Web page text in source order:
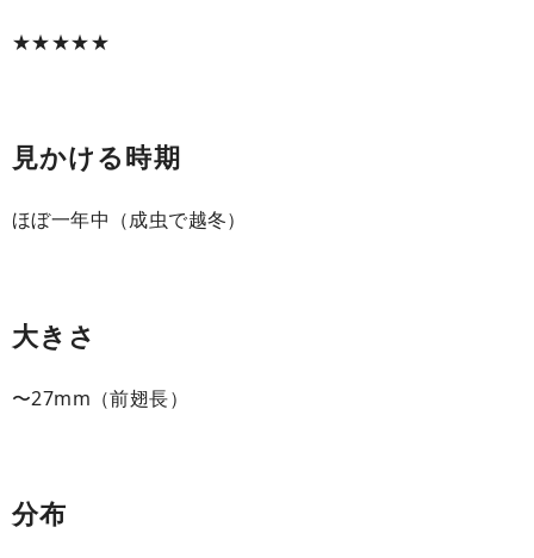
★★★★★
見かける時期
ほぼ一年中（成虫で越冬）
大きさ
〜27mm（前翅長）
分布